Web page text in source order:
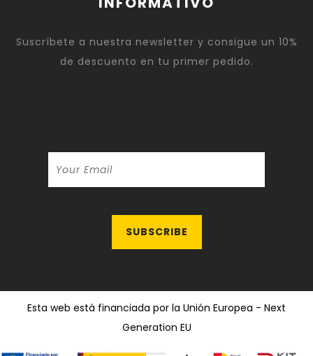
Suscríbete a nuestra newsletter y consigue un 10%
de descuento en tu primer pedido.
Esta web está financiada por la Unión Europea - Next
Generation EU